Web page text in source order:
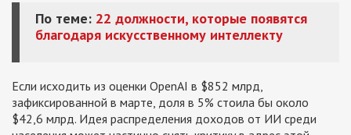
По теме: 22 должности, которые появятся
благодаря искусственному интеллекту
Если исходить из оценки OpenAI в $852 млрд,
зафиксированной в марте, доля в 5% стоила бы около
$42,6 млрд. Идея распределения доходов от ИИ среди